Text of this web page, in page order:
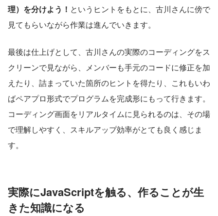
理）を分けよう！ というヒントをもとに、古川さんに傍で
見てもらいながら作業は進んでいきます。
最後は仕上げとして、古川さんの実際のコーディングをス
クリーンで見ながら、メンバーも手元のコードに修正を加
えたり、詰まっていた箇所のヒントを得たり、これもいわ
ばペアプロ形式でプログラムを完成形にもって行きます。
コーディング画面をリアルタイムに見られるのは、その場
で理解しやすく、スキルアップ効率がとても良く感じま
す。
実際にJavaScriptを触る、作ることが生
きた知識になる